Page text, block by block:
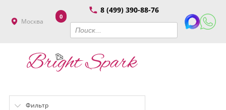
Москва
8 (499) 390-88-76
0
Фильтр